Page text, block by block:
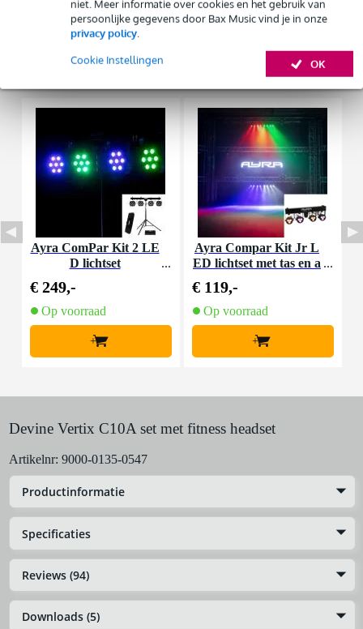
niet. Meer informatie over cookies en het gebruik van
persoonlijke gegevens door Bax Music vind je in onze
privacy policy.
OK
Cookie Instellingen
Huur meerdere producten tegelijk: min. € 300,- en max.
€ 2.500,-
Gratisthuisbezorgd of op te halen in de winkel
Al na 4 maanden maandelijks opzegbaar
De mogelijkheid om je product(en) met korting te kopen
Snelle vervanging door Bax Music bij een defect
Huur dit product
Bekijk alle productspecificaties
Accessoires (4)
Ayra ComPar Kit 2 LE
D lichtset
€ 249,-
Op voorraad
+
Ayra Compar Kit Jr L
ED lichtset met tas en a
€ 119,-
Op voorraad
+
Devine Vertix C10A set met fitness headset
Artikelnr: 9000-0135-0547
Productinformatie
Specificaties
Reviews (94)
Downloads (5)